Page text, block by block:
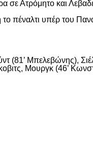
σε Ατρόμητο και
υπέρ του
(81’ Μπελεβώνης),
Μουργκ (46’